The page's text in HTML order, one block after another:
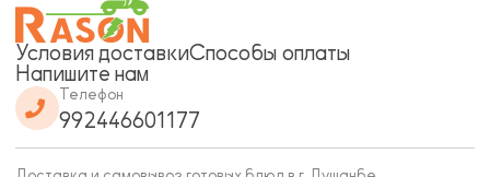
Условия доставкиСпособы оплаты
Напишите нам
Телефон
992446601177